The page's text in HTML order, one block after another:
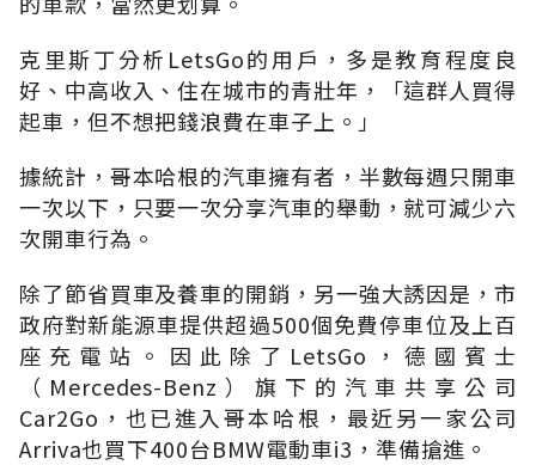
克里斯丁分析LetsGo的用戶，多是教育程度良
好、中高收入、住在城市的青壯年，「這群人買得
起車，但不想把錢浪費在車子上。」
據統計，哥本哈根的汽車擁有者，半數每週只開車
一次以下，只要一次分享汽車的舉動，就可減少六
次開車行為。
除了節省買車及養車的開銷，另一強大誘因是，市
政府對新能源車提供超過500個免費停車位及上百
座充電站。因此除了LetsGo，德國賓士
（Mercedes-Benz）旗下的汽車共享公司
Car2Go，也已進入哥本哈根，最近另一家公司
Arriva也買下400台BMW電動車i3，準備搶進。